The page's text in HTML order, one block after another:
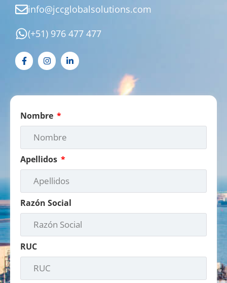
info@jccglobalsolutions.com
(+51) 976 477 477
Nombre
Apellidos
Razón Social
RUC